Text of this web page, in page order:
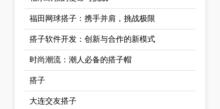
福田网球搭子：携手并肩，挑战极限
搭子软件开发：创新与合作的新模式
时尚潮流：潮人必备的搭子帽
搭子
大连交友搭子